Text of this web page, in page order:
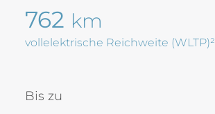
762 km
vollelektrische Reichweite (WLTP)²
Bis zu